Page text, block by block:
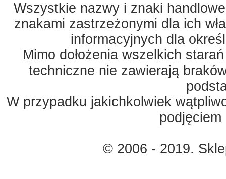
Wszystkie nazwy i znaki
znakami zastrzeżonymi dla ich
informacyjnych dla
Mimo dołożenia wszelkich
techniczne nie zawierają
W przypadku jakichkolwiek
© 2006 - 2019.